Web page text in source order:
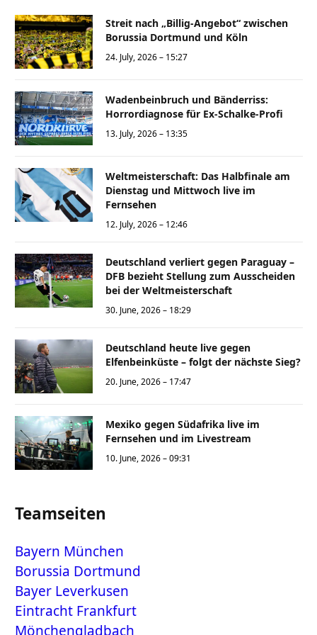
Streit nach „Billig-Angebot“ zwischen
Borussia Dortmund und Köln
24. July, 2026 – 15:27
Wadenbeinbruch und Bänderriss:
Horrordiagnose für Ex-Schalke-Profi
13. July, 2026 – 13:35
Weltmeisterschaft: Das Halbfinale am
Dienstag und Mittwoch live im
Fernsehen
12. July, 2026 – 12:46
Deutschland verliert gegen Paraguay –
DFB bezieht Stellung zum Ausscheiden
bei der Weltmeisterschaft
30. June, 2026 – 18:29
Deutschland heute live gegen
Elfenbeinküste – folgt der nächste Sieg?
20. June, 2026 – 17:47
Mexiko gegen Südafrika live im
Fernsehen und im Livestream
10. June, 2026 – 09:31
Teamseiten
Bayern München
Borussia Dortmund
Bayer Leverkusen
Eintracht Frankfurt
Mönchengladbach